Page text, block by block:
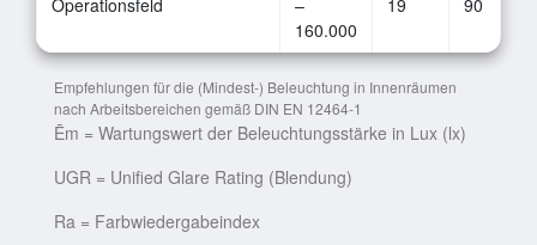
160.000
Empfehlungen für die (Mindest-) Beleuchtung in Innenräumen
nach Arbeitsbereichen gemäß DIN EN 12464-1
Ēm = Wartungswert der Beleuchtungsstärke in Lux (lx)
UGR = Unified Glare Rating (Blendung)
Ra = Farbwiedergabeindex